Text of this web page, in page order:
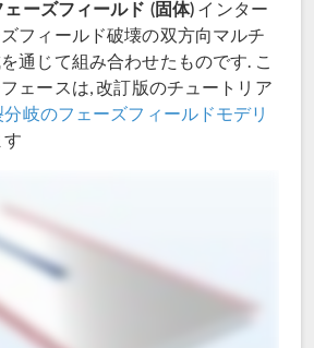
ェーズフィールド (固体) インター
フィールド破壊の双方向マルチ
通じて組み合わせたものです. こ
ェースは, 改訂版のチュートリア
岐のフェーズフィールドモデリ